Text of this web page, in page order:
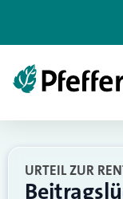
URTEIL ZUR